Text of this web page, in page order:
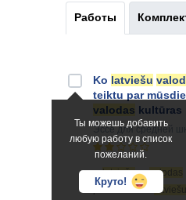
Работы
Ты можешь добавить
любую работу в список
пожеланий.
Круто!
Ko latviešu
teiktu par
valodas kultūras
Эсседля средней
...latviešu valodas
par mūsdienu
latviešu